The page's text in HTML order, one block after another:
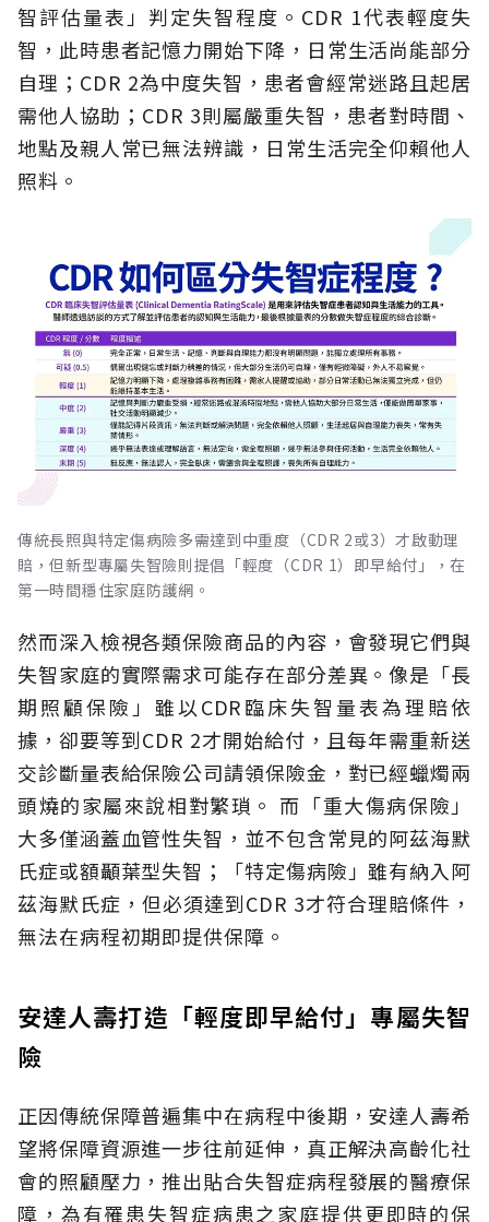
智評估量表」判定失智程度。CDR 1代表輕度失
智，此時患者記憶力開始下降，日常生活尚能部分
自理；CDR 2為中度失智，患者會經常迷路且起居
需他人協助；CDR 3則屬嚴重失智，患者對時間、
地點及親人常已無法辨識，日常生活完全仰賴他人
照料。
傳統長照與特定傷病險多需達到中重度（CDR 2或3）才啟動理
賠，但新型專屬失智險則提倡「輕度（CDR 1）即早給付」，在
第一時間穩住家庭防護網。
然而深入檢視各類保險商品的內容，會發現它們與
失智家庭的實際需求可能存在部分差異。像是「長
期照顧保險」雖以CDR臨床失智量表為理賠依
據，卻要等到CDR 2才開始給付，且每年需重新送
交診斷量表給保險公司請領保險金，對已經蠟燭兩
頭燒的家屬來說相對繁瑣。 而「重大傷病保險」
大多僅涵蓋血管性失智，並不包含常見的阿茲海默
氏症或額顳葉型失智；「特定傷病險」雖有納入阿
茲海默氏症，但必須達到CDR 3才符合理賠條件，
無法在病程初期即提供保障。
安達人壽打造「輕度即早給付」專屬失智
險
正因傳統保障普遍集中在病程中後期，安達人壽希
望將保障資源進一步往前延伸，真正解決高齡化社
會的照顧壓力，推出貼合失智症病程發展的醫療保
障，為有罹患失智症病患之家庭提供更即時的保